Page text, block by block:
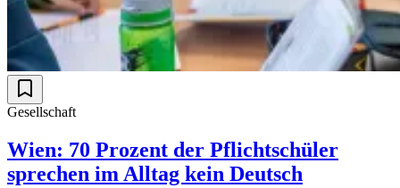
Gesellschaft
Wien: 70 Prozent der Pflichtschüler
sprechen im Alltag kein Deutsch